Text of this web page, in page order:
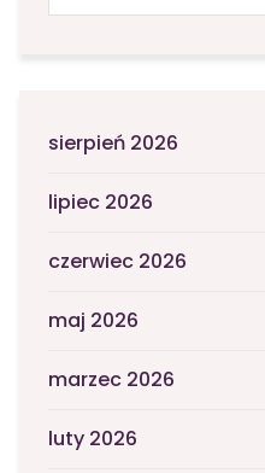
sierpień 2026
lipiec 2026
czerwiec 2026
maj 2026
marzec 2026
luty 2026